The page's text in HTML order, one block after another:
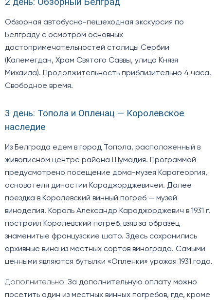
Обзорная автобусно-пешеходная экскурсия по
Белграду с осмотром основных
достопримечательностей столицы Сербии
(Калемегдан, Храм Святого Саввы, улица Князя
Михаила). Продолжительность приблизительно 4 часа.
Свободное время.
3 день: Топола и Опленац — Королевское
наследие
Из Белграда едем в город Топола, расположенный в
живописном центре района Шумадия. Программой
предусмотрено посещение дома-музея Карагеоргия,
основателя династии Караджорджевичей. Далее
поездка в Королевский винный погреб — музей
виноделия. Король Александр Караджорджевич в 1931 г.
построил Королевский погреб, взяв за образец
знаменитые французские шато. Здесь сохранились
архивные вина из местных сортов винограда. Самыми
ценными являются бутылки «Опленки» урожая 1931 года.
Дополнительно: За дополнительную оплату можно
посетить один из местных винных погребов, где, кроме